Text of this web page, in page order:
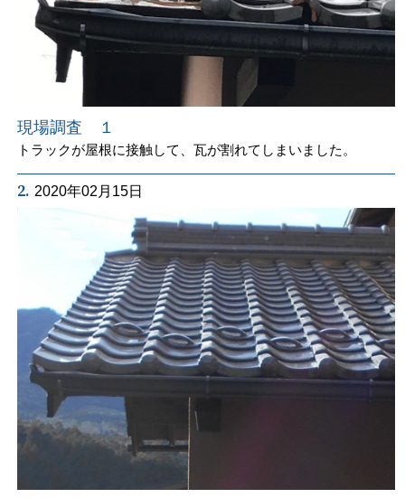
現場調査 １
トラックが屋根に接触して、瓦が割れてしまいました。
2. 2020年02月15日